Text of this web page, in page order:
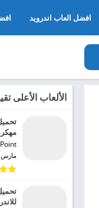
افضل العاب اندرويد
الألعاب الأعلى
مهكرة
مارس 13, 2024